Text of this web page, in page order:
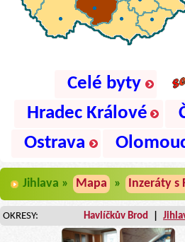
Celé byty
Hradec Králové
Ostrava
Jihlava » Mapa » Inzeráty s
OKRESY: Havlíčkův Brod